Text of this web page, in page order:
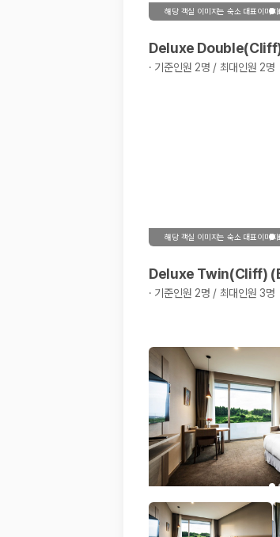
해당 객실 이미지는 숙소 대표이미
Deluxe
· 기준인원 2명 / 최대인원 2명
해당 객실 이미지는 숙소 대표이미
Deluxe Twin(Cliff)
· 기준인원 2명 / 최대인원 3명